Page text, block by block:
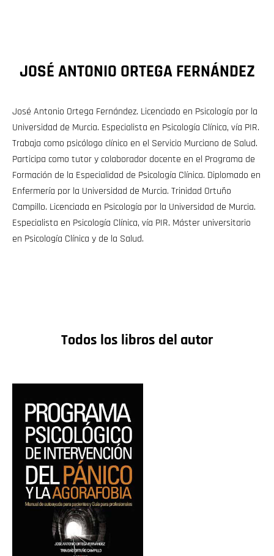
JOSÉ ANTONIO ORTEGA FERNÁNDEZ
José Antonio Ortega Fernández. Licenciado en Psicología por la
Universidad de Murcia. Especialista en Psicología Clínica, vía PIR.
Trabaja como psicólogo clínico en el Servicio Murciano de Salud.
Participa como tutor y colaborador docente en el Programa de
Formación de la Especialidad de Psicología Clínica. Diplomado en
Enfermería por la Universidad de Murcia. Trinidad Ortuño
Campillo. Licenciada en Psicología por la Universidad de Murcia.
Especialista en Psicología Clínica, vía PIR. Máster universitario
en Psicología Clínica y de la Salud.
Todos los libros del autor